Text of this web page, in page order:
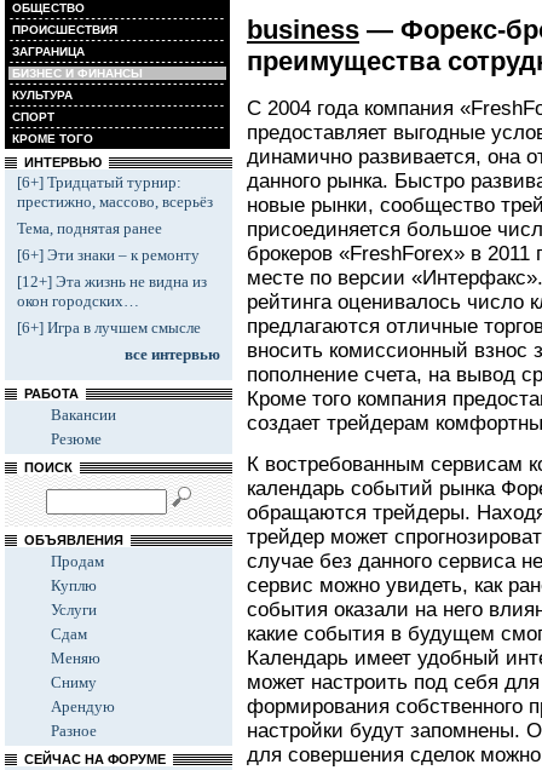
ОБЩЕСТВО
ПРОИСШЕСТВИЯ
ЗАГРАНИЦА
БИЗНЕС И ФИНАНСЫ
КУЛЬТУРА
СПОРТ
КРОМЕ ТОГО
ИНТЕРВЬЮ
[6+] Тридцатый турнир:
престижно, массово, всерьёз
Тема, поднятая ранее
[6+] Эти знаки – к ремонту
[12+] Эта жизнь не видна из
окон городских…
[6+] Игра в лучшем смысле
все интервью
РАБОТА
Вакансии
Резюме
ПОИСК
ОБЪЯВЛЕНИЯ
Продам
Куплю
Услуги
Сдам
Меняю
Сниму
Арендую
Разное
СЕЙЧАС НА ФОРУМЕ
business — Форекс-
преимущества
С 2004 года компания
предоставляет выгодные
динамично развивается, она
данного рынка. Быстро
новые рынки, сообщество
присоединяется большое
брокеров «FreshForex» в
месте по версии
рейтинга оценивалось число
предлагаются отличные
вносить комиссионный взнос
пополнение счета, на вывод
Кроме того компания
создает трейдерам
К востребованным сервисам
календарь событий рынка
обращаются трейдеры.
трейдер может
случае без данного сервиса
сервис можно увидеть, как
события оказали на него
какие события в будущем
Календарь имеет удобный
может настроить под себя
формирования собственного
настройки будут запомнены.
для совершения сделок